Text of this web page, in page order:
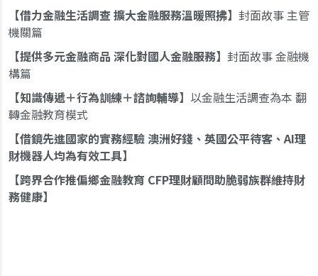
借力金融生活調查 擴大金融服務溫暖照拂
封面故事 主管
機關篇
提供多元金融商品 深化對國人金融服務
封面故事 金融機
構篇
知識傳遞＋行為訓練＋諮詢輔導
以金融生活調查為本 翻
轉金融教育模式
借鏡先進國家的實務經驗 澳洲好錢、英國公平待客、AI理
財機器人均為有效工具
跨界合作推偏鄉金融教育 CFP理財顧問助脆弱族群維持財
務健康